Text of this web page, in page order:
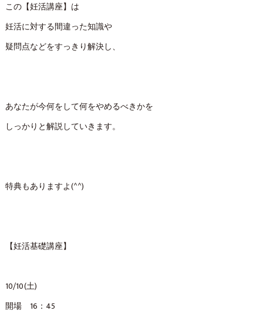
この【妊活講座】は
妊活に対する間違った知識や
疑問点などをすっきり解決し、
あなたが今何をして何をやめるべきかを
しっかりと解説していきます。
特典もありますよ(^^)
【妊活基礎講座】
10/10(土)
開場 16：45